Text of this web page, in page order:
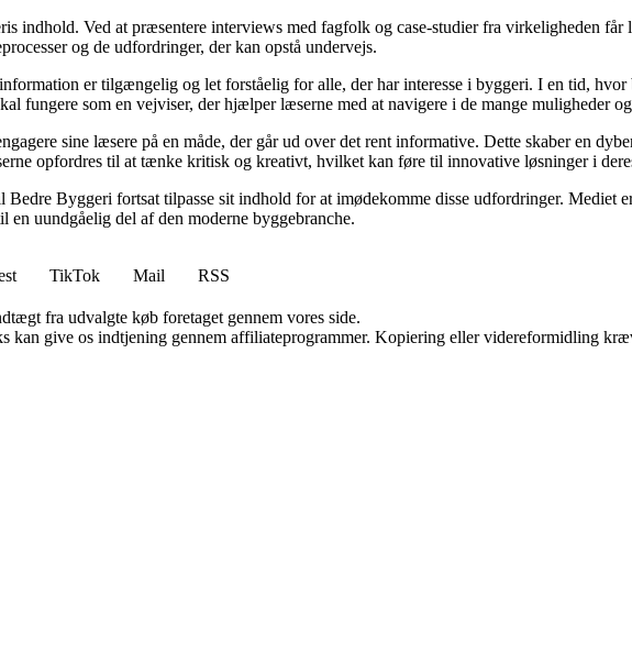
indhold. Ved at præsentere interviews med fagfolk og case-studier fra virkeligheden
og de udfordringer, der kan opstå undervejs.
er tilgængelig og let forståelig for alle, der har interesse i byggeri. I en tid,
fungere som en vejviser, der hjælper læserne med at navigere i de mange muligheder
sine læsere på en måde, der går ud over det rent informative. Dette skaber en
opfordres til at tænke kritisk og kreativt, hvilket kan føre til innovative løsninger i
Byggeri fortsat tilpasse sit indhold for at imødekomme disse udfordringer.
uundgåelig del af den moderne byggebranche.
TikTok Mail
RSS
fra udvalgte køb foretaget gennem vores side.
kan give os indtjening gennem affiliateprogrammer. Kopiering eller videreformidling